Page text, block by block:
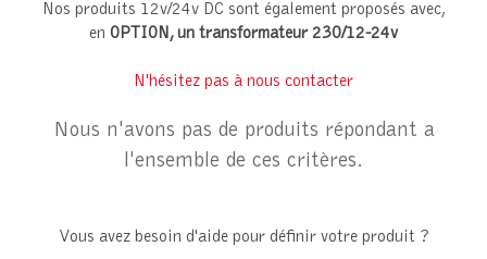
Bras articulés
Barrettes et
de travail
Norme
Secteur activité
Tous secteurs
Bâtiment
Nos produits 12v/24v DC sont également proposés avec,
en OPTION, un transformateur 230/12-24v
N'hésitez pas à nous contacter
Nous n'avons pas de produits répondant a
l'ensemble de ces critères.
Vous avez besoin d'aide pour définir votre produit ?